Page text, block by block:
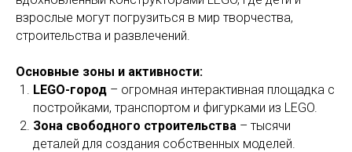
взрослые могут погрузиться в мир творчества,
строительства и развлечений.
Основные зоны и активности:
LEGO-город – огромная интерактивная площадка с
постройками, транспортом и фигурками из LEGO.
Зона свободного строительства – тысячи
деталей для создания собственных моделей.